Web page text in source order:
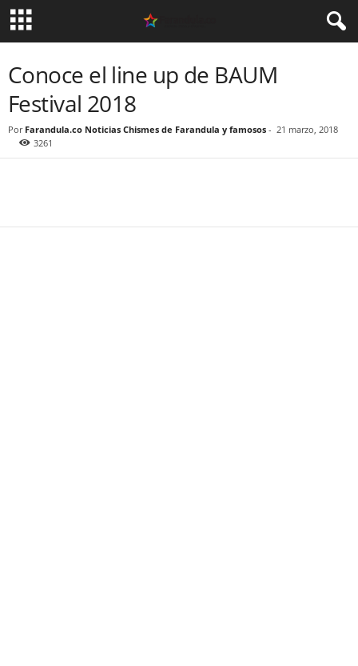
Conoce el line up de BAUM
Festival 2018
Por Farandula.co Noticias Chismes de Farandula y famosos - 21 marzo, 2018
3261